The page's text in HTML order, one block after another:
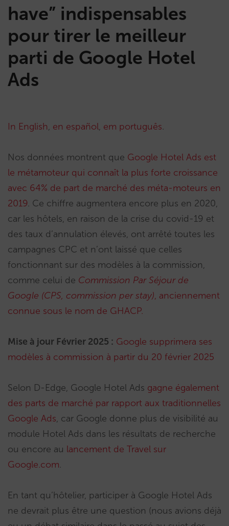
have” indispensables
pour tirer le meilleur
parti de Google Hotel
Ads
In English, en español, em português.
Nos données montrent que Google Hotel Ads est
le métamoteur qui connaît la plus forte croissance
avec 64% de part de marché des méta-moteurs en
2019. Ce chiffre augmentera encore plus en 2020,
car les hôtels, en raison de la crise du covid-19 et
des taux d’annulation élevés, ont arrêté toutes les
campagnes CPC et n’ont laissé que celles
fonctionnant sur des modèles à la commission,
comme celui de Commission Par Séjour de
Google (CPS, commission per stay), anciennement
connue sous le nom de GHACP.
Mise à jour Février 2025 : Google supprimera ses
modèles à commission à partir du 20 février 2025
Selon D-Edge, Google Hotel Ads gagne également
des parts de marché par rapport aux traditionnelles
Google Ads, car Google donne plus de visibilité au
module Hotel Ads dans les résultats de recherche
ou encore au lancement de Travel sur
Google.com.
En tant qu’hôtelier, participer à Google Hotel Ads
ne devrait plus être une question (nous avions déjà